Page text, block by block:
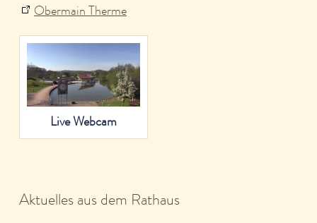
Obermain Therme
Live Webcam
Aktuelles aus dem Rathaus